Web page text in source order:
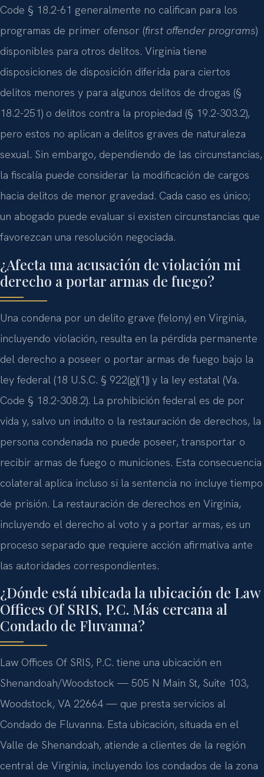
Code § 18.2-61 generalmente no califican para los
programas de primer ofensor (first offender programs)
disponibles para otros delitos. Virginia tiene
disposiciones de disposición diferida para ciertos
delitos menores y para algunos delitos de drogas (§
18.2-251) o delitos contra la propiedad (§ 19.2-303.2),
pero estos no aplican a delitos graves de naturaleza
sexual. Sin embargo, dependiendo de las circunstancias,
la fiscalía puede considerar la modificación de cargos
hacia delitos de menor gravedad. Cada caso es único;
un abogado puede evaluar si existen circunstancias que
favorezcan una resolución negociada.
¿Afecta una acusación de violación mi
derecho a portar armas de fuego?
Una condena por un delito grave (felony) en Virginia,
incluyendo violación, resulta en la pérdida permanente
del derecho a poseer o portar armas de fuego bajo la
ley federal (18 U.S.C. § 922(g)(1)) y la ley estatal (Va.
Code § 18.2-308.2). La prohibición federal es de por
vida y, salvo un indulto o la restauración de derechos, la
persona condenada no puede poseer, transportar o
recibir armas de fuego o municiones. Esta consecuencia
colateral aplica incluso si la sentencia no incluye tiempo
de prisión. La restauración de derechos en Virginia,
incluyendo el derecho al voto y a portar armas, es un
proceso separado que requiere acción afirmativa ante
las autoridades correspondientes.
¿Dónde está ubicada la ubicación de Law
Offices Of SRIS, P.C. Más cercana al
Condado de Fluvanna?
Law Offices Of SRIS, P.C. tiene una ubicación en
Shenandoah/Woodstock — 505 N Main St, Suite 103,
Woodstock, VA 22664 — que presta servicios al
Condado de Fluvanna. Esta ubicación, situada en el
Valle de Shenandoah, atiende a clientes de la región
central de Virginia, incluyendo los condados de la zona